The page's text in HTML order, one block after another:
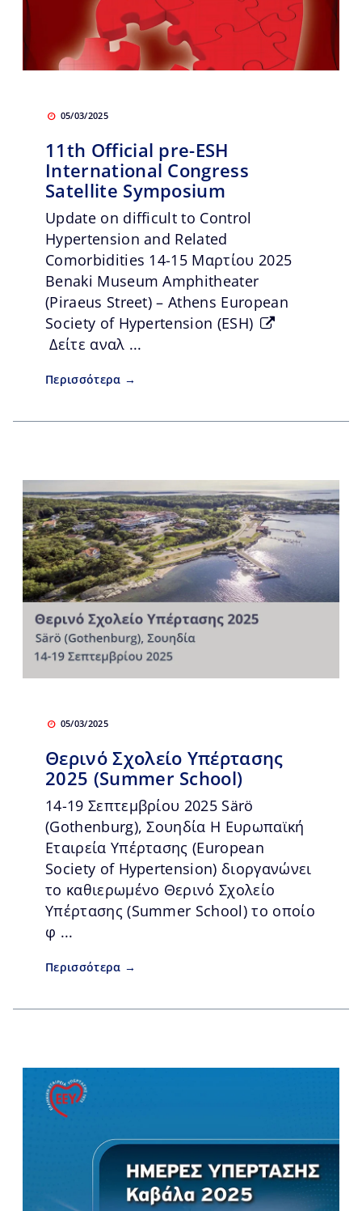
05/03/2025
11th Official pre-ESH
International Congress
Satellite Symposium
Update on difficult to Control
Hypertension and Related
Comorbidities 14-15 Μαρτίου 2025
Benaki Museum Amphitheater
(Piraeus Street) – Athens European
Society of Hypertension (ESH)
Δείτε αναλ ...
Περισσότερα →
05/03/2025
Θερινό Σχολείο Υπέρτασης
2025 (Summer School)
14-19 Σεπτεμβρίου 2025 Särö
(Gothenburg), Σουηδία Η Ευρωπαϊκή
Εταιρεία Υπέρτασης (European
Society of Hypertension) διοργανώνει
το καθιερωμένο Θερινό Σχολείο
Υπέρτασης (Summer School) το οποίο
φ ...
Περισσότερα →